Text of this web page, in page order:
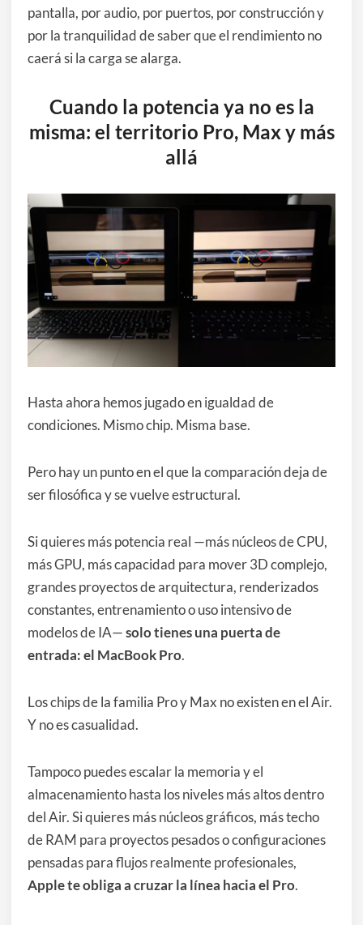
pantalla, por audio, por puertos, por construcción y
por la tranquilidad de saber que el rendimiento no
caerá si la carga se alarga.
Cuando la potencia ya no es la
misma: el territorio Pro, Max y más
allá
Hasta ahora hemos jugado en igualdad de
condiciones. Mismo chip. Misma base.
Pero hay un punto en el que la comparación deja de
ser filosófica y se vuelve estructural.
Si quieres más potencia real —más núcleos de CPU,
más GPU, más capacidad para mover 3D complejo,
grandes proyectos de arquitectura, renderizados
constantes, entrenamiento o uso intensivo de
modelos de IA—solo tienes una puerta de
entrada: el MacBook Pro.
Los chips de la familia Pro y Max no existen en el Air.
Y no es casualidad.
Tampoco puedes escalar la memoria y el
almacenamiento hasta los niveles más altos dentro
del Air. Si quieres más núcleos gráficos, más techo
de RAM para proyectos pesados o configuraciones
pensadas para flujos realmente profesionales,
Apple te obliga a cruzar la línea hacia el Pro.